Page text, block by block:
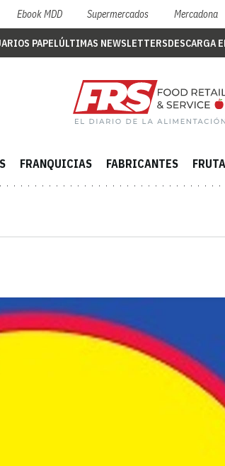
Ebook MDD Supermercados Mercadona
PAPELÚLTIMAS NEWSLETTERSDESCARGA
FRANQUICIAS FABRICANTES